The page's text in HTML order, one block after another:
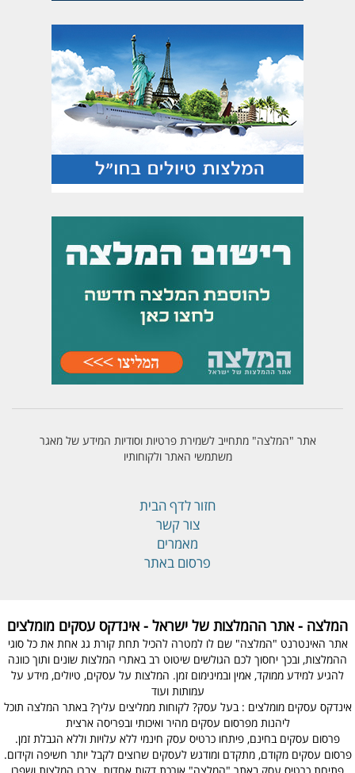
אתר "המלצה" מתחייב לשמירת פרטיות וסודיות המידע של מאגר
משתמשי האתר ולקוחותיו
חזור לדף הבית
צור קשר
מאמרים
פרסום באתר
המלצה - אתר ההמלצות של ישראל - אינדקס עסקים מומלצים
אתר האינטרנט "המלצה" שם לו למטרה להכיל תחת קורת גג אחת את כל סוגי
ההמלצות, ובכך יחסוך לכם הגולשים שיטוט רב באתרי המלצות שונים ותוך כוונה
להגיע למידע ממוקד, אמין ובמינימום זמן. המלצות על עסקים, טיולים, מידע על
עמותות ועוד
אינדקס עסקים מומלצים : בעל עסק? לקוחות ממליצים עליך? באתר המלצה תוכל
ליהנות מפרסום עסקים מהיר ואיכותי ובפריסה ארצית
פרסום עסקים בחינם, פיתחו כרטיס עסק חינמי ללא עלויות וללא הגבלת זמן.
פרסום עסקים מקודם, מתקדם ומודגש לעסקים שרוצים לקבל יותר חשיפה וקידום.